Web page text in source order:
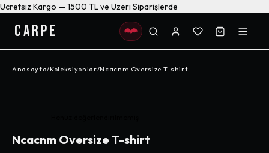
Ücretsiz Kargo — 1500 TL ve Üzeri Siparişlerde
CARPE
Anasayfa/Koleksiyonlar/Ncacnm Oversize T-shirt
Ncacnm Oversize T-shirt